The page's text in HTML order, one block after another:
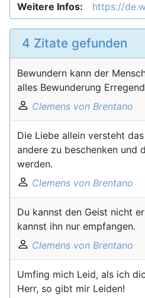
Weitere Infos: https://
4 Zitate gefunden
Bewundern kann der
alles Bewunderung
Clemens von Brentano
Die Liebe allein versteht
andere zu beschenken und
werden.
Clemens von Brentano
Du kannst den Geist nicht
kannst ihn nur empfangen.
Clemens von Brentano
Umfing mich Leid, als ich
Herr, so gibt mir Leiden!